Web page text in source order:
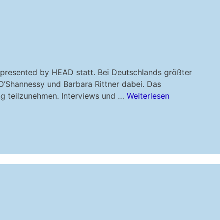
by HEAD statt. Bei Deutschlands größter
und Barbara Rittner dabei. Das
teilzunehmen. Interviews und … Weiterlesen